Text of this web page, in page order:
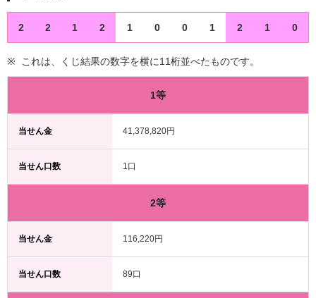
2 2 1 2 1 0 0 1 2 1 0
これは、くじ結果の数字を横に11桁並べたものです。
1等
当せん金 41,378,820円
当せん口数 1口
2等
当せん金 116,220円
当せん口数 89口